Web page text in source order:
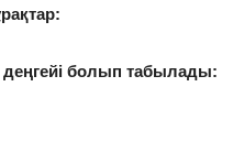
деңгейi болып табылады: